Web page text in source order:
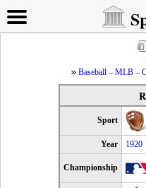
Baseball – MLB –
Sport
Year 1920
Championship